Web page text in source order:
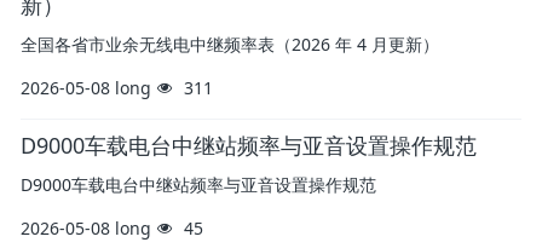
全国各省市业余无线电中继频率表（2026 年 4 月更新）
2026-05-08 long 311
D9000车载电台中继站频率与亚音设置操作规范
D9000车载电台中继站频率与亚音设置操作规范
2026-05-08 long 45